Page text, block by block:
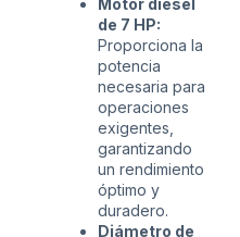
Motor diésel
de 7 HP:
Proporciona la
potencia
necesaria para
operaciones
exigentes,
garantizando
un rendimiento
óptimo y
duradero.
Diámetro de